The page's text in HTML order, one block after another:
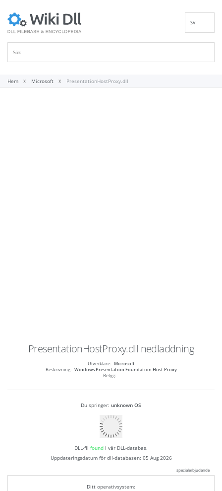
SV
Hem Microsoft PresentationHostProxy.dll
PresentationHostProxy.dll nedladdning
Utvecklare: Microsoft
Beskrivning: Windows Presentation Foundation Host Proxy
Betyg:
Du springer: unknown OS
DLL-fil found i vår DLL-databas.
Uppdateringsdatum för dll-databasen: 05 Aug 2026
specialerbjudande
Ditt operativsystem: